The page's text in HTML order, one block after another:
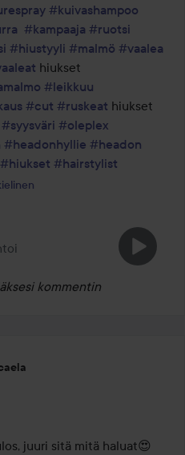
#kuivashampoo
#kampaaja #ruotsi
#hiustyyli #malmö #vaalea
#leikkuu
#cut #ruskeat
#syysväri #oleplex
#headonhyllie #headon
#hiukset #hairstylist
kommentin
sitten
juuri sitä mitä haluat😍